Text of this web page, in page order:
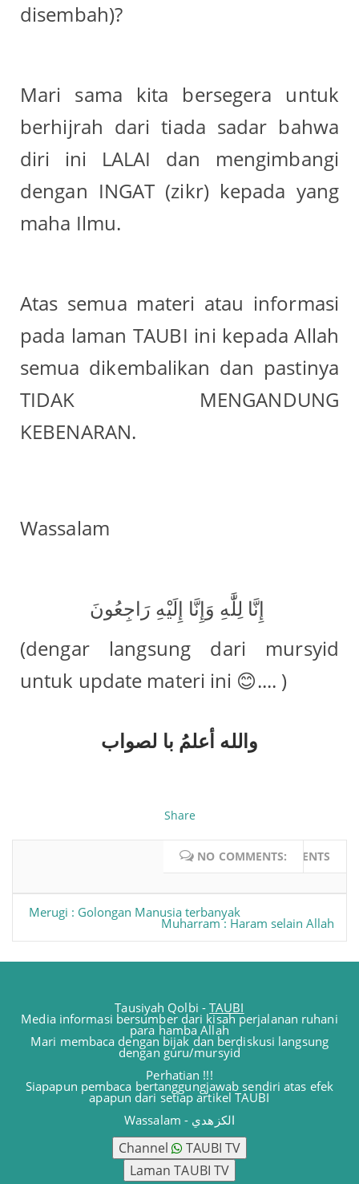
disembah)?
Mari sama kita bersegera untuk
berhijrah dari tiada sadar bahwa
diri ini LALAI dan mengimbangi
dengan INGAT (zikr) kepada yang
maha Ilmu.
Atas semua materi atau informasi
pada laman TAUBI ini kepada Allah
semua dikembalikan dan pastinya
TIDAK MENGANDUNG
KEBENARAN.
Wassalam
(dengar langsung dari mursyid
untuk update materi ini 😊.... )
والله أعلمُ ﺑﺎ ﻟﺼﻮﺍﺏ
Share
NO COMMENTS:
WRITE COMMENTS
Merugi : Golongan Manusia terbanyak
Muharram : Haram selain Allah
Tausiyah Qolbi -TAUBI
Media informasi bersumber dari kisah perjalanan ruhani
para hamba Allah
Mari membaca dengan bijak dan berdiskusi langsung
dengan guru/mursyid
Perhatian !!!
Siapapun pembaca bertanggungjawab sendiri atas efek
apapun dari setiap artikel TAUBI
Wassalam - الكزهدي
Channel
TAUBI TV
Laman TAUBI TV